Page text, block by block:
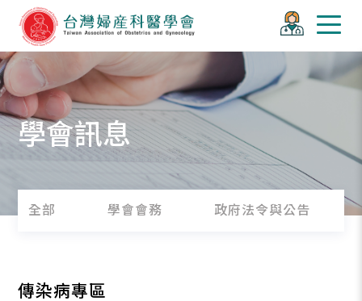
學會訊息
全部 學會會務 政府法令與公告
傳染病專區